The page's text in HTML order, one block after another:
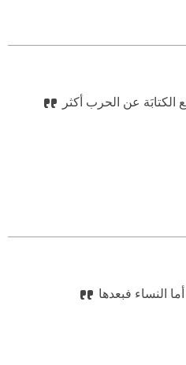
الكتابَة عن الحرب أكثر
النساء فبعدها